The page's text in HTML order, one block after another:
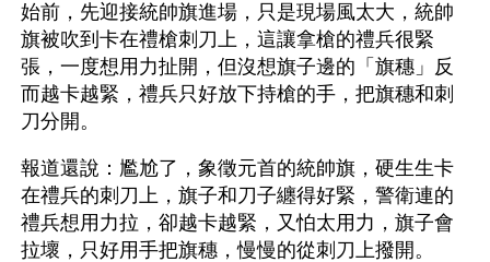
始前，先迎接統帥旗進場，只是現場風太大，統帥
旗被吹到卡在禮槍刺刀上，這讓拿槍的禮兵很緊
張，一度想用力扯開，但沒想旗子邊的「旗穗」反
而越卡越緊，禮兵只好放下持槍的手，把旗穗和刺
刀分開。
報道還說：尷尬了，象徵元首的統帥旗，硬生生卡
在禮兵的刺刀上，旗子和刀子纏得好緊，警衛連的
禮兵想用力拉，卻越卡越緊，又怕太用力，旗子會
拉壞，只好用手把旗穗，慢慢的從刺刀上撥開。